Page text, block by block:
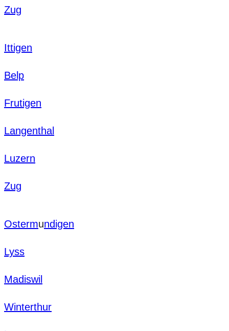
Zug
Ittigen
Belp
Frutigen
Langenthal
Luzern
Zug
Ostermundigen
Lyss
Madiswil
Winterthur